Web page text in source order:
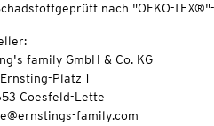
nach "OEKO-
family GmbH & Co. KG
Platz 1
Coesfeld-Lette
family.com